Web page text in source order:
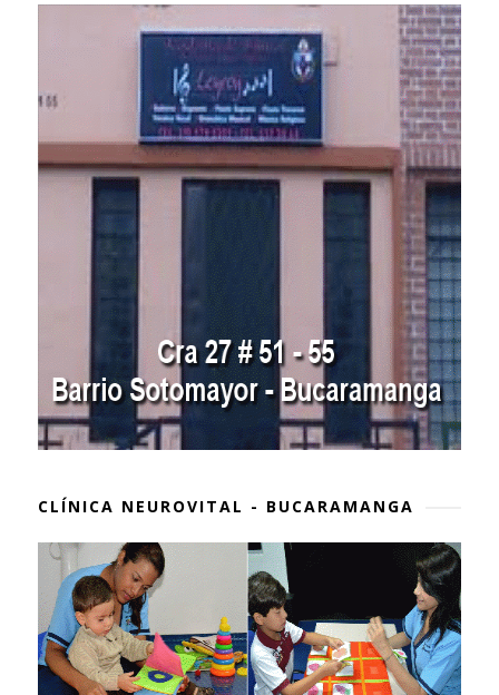
CLÍNICA NEUROVITAL - BUCARAMANGA